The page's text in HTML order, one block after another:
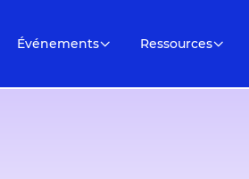
Événements Ressources